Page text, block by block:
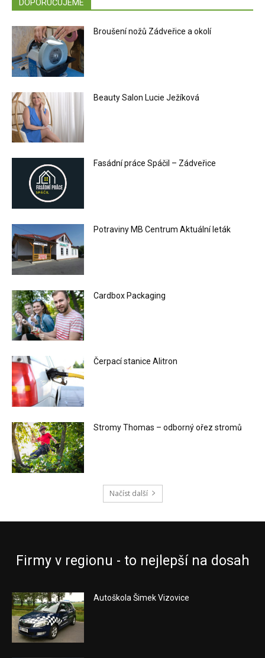
DOPORUČUJEME
Broušení nožů Zádveřice a okolí
Beauty Salon Lucie Ježíková
Fasádní práce Spáčil – Zádveřice
Potraviny MB Centrum Aktuální leták
Cardbox Packaging
Čerpací stanice Alitron
Stromy Thomas – odborný ořez stromů
Načíst další
Firmy v regionu - to nejlepší na dosah
Autoškola Šimek Vizovice